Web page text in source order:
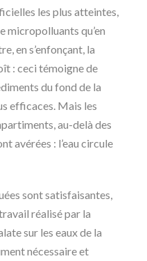
les plus atteintes,
micropolluants qu’en
en s’enfonçant, la
: ceci témoigne de
du fond de la
efficaces. Mais les
au-delà des
avérées : l’eau circule
sont satisfaisantes,
réalisé par la
sur les eaux de la
nécessaire et